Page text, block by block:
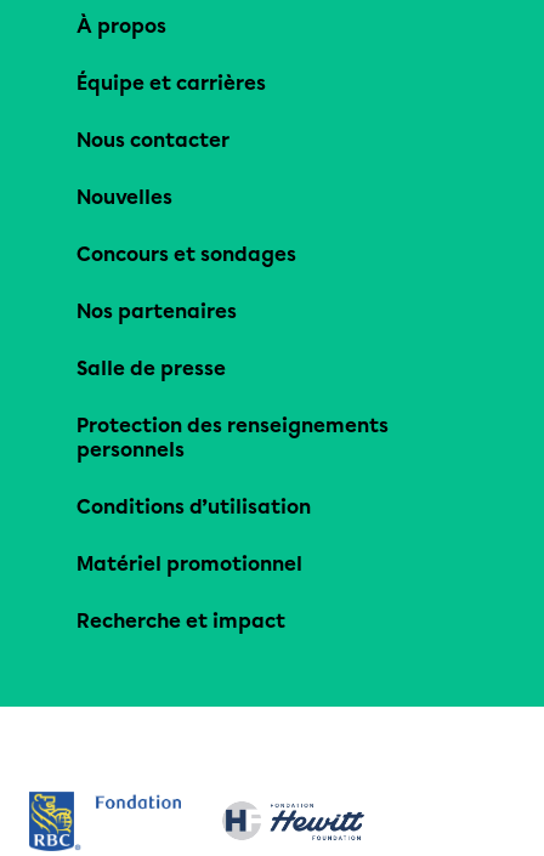
À propos
Équipe et carrières
Nous contacter
Nouvelles
Concours et sondages
Nos partenaires
Salle de presse
Protection des renseignements
personnels
Conditions d’utilisation
Matériel promotionnel
Recherche et impact